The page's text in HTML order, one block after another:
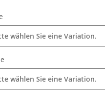
wählen Sie eine Variation.
wählen Sie eine Variation.